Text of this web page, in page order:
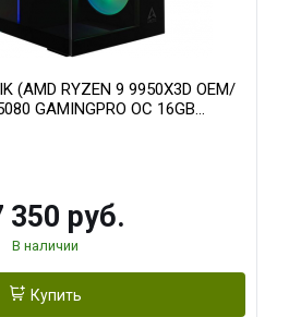
(AMD RYZEN 9 9950X3D OEM/
GAMINGPRO OC 16GB
960 ГБ SSD)
350 руб.
В наличии
Купить